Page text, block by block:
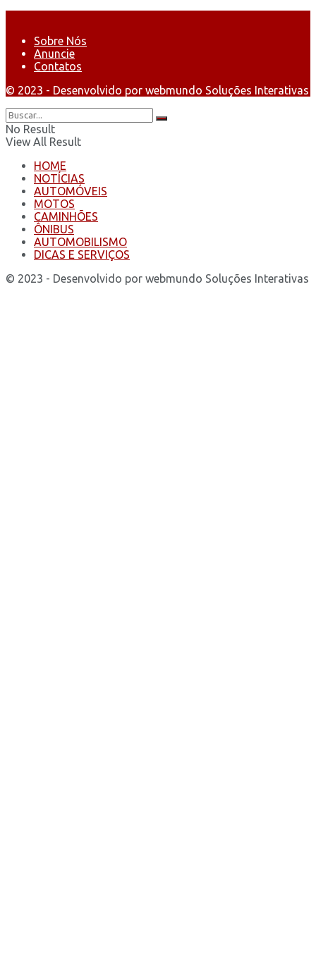
Sobre Nós
Anuncie
Contatos
© 2023 - Desenvolvido por webmundo Soluções Interativas
No Result
View All Result
HOME
NOTÍCIAS
AUTOMÓVEIS
MOTOS
CAMINHÕES
ÔNIBUS
AUTOMOBILISMO
DICAS E SERVIÇOS
© 2023 - Desenvolvido por webmundo Soluções Interativas